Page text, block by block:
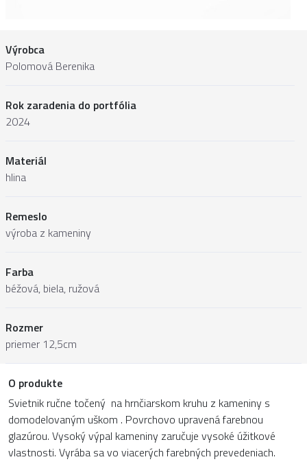
Výrobca
Polomová Berenika
Rok zaradenia do portfólia
2024
Materiál
hlina
Remeslo
výroba z kameniny
Farba
béžová, biela, ružová
Rozmer
priemer 12,5cm
O produkte
Svietnik ručne točený na hrnčiarskom kruhu z kameniny s
domodelovaným uškom . Povrchovo upravená farebnou
glazúrou. Vysoký výpal kameniny zaručuje vysoké úžitkové
vlastnosti. Vyrába sa vo viacerých farebných prevedeniach.